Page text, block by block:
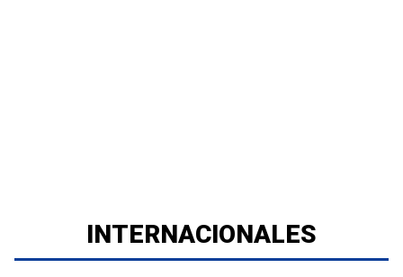
INTERNACIONALES